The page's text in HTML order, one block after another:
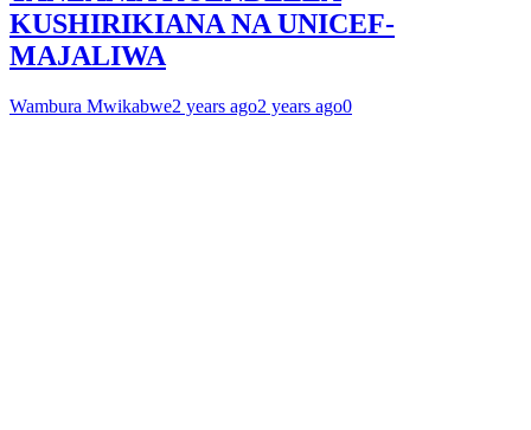
KUSHIRIKIANA NA UNICEF-
MAJALIWA
Wambura Mwikabwe2 years ago2 years ago0